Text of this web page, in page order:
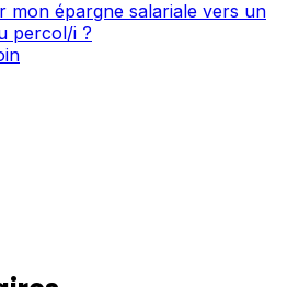
mon épargne salariale vers un
percol/i ?